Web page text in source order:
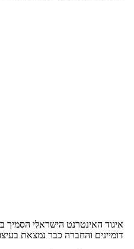
איגוד האינטרנט הישראלי הסמיך
דומיינים והחברה כבר נמצאת